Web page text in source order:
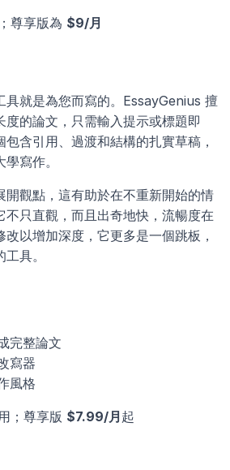
尊享版為 $9/月
具就是為您而寫的。EssayGenius 擅
度的論文，只需輸入提示或標題即
含引用、過渡和結構的扎實草稿，
寫作。
開觀點，這有助於在不重新開始的情
不只直觀，而且出奇地快，流暢度在
以增加深度，它更多是一個跳板，
具。
完整論文
寫器
風格
；尊享版 $7.99/月 起